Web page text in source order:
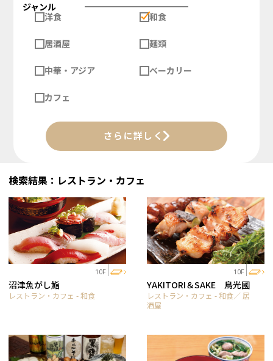
ジャンル
洋食
和食
居酒屋 麺類
中華・アジア ベーカリー
カフェ
さらに詳しく
検索結果：レストラン・カフェ
10F
沼津魚がし鮨
レストラン・カフェ - 和食
10F
YAKITORI＆SAKE 鳥光國
レストラン・カフェ - 和食／ 居
酒屋